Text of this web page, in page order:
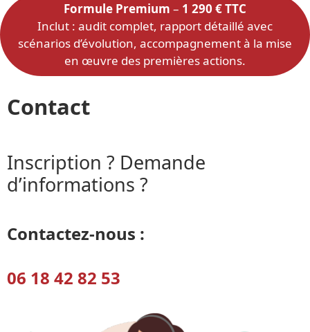
Formule Premium – 1 290 € TTC
Inclut : audit complet, rapport détaillé avec
scénarios d’évolution, accompagnement à la mise
en œuvre des premières actions.
Contact
Inscription ? Demande
d’informations ?
Contactez-nous :
06 18 42 82 53